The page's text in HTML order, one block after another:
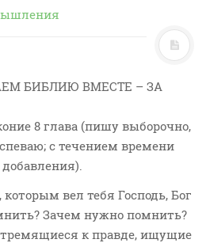
БИБЛИЮ ВМЕСТЕ – ЗА
8 глава (пишу выборочно,
с течением времени
вел тебя Господь, Бог
Зачем нужно помнить?
к правде, ищущие